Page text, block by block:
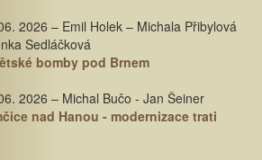
2026 – Emil Holek – Michala Přibylová
Sedláčková
bomby pod Brnem
2026 – Michal Bučo - Jan Šeiner
nad Hanou - modernizace trati